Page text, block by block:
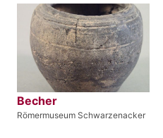
Becher
Römermuseum Schwarzenacker